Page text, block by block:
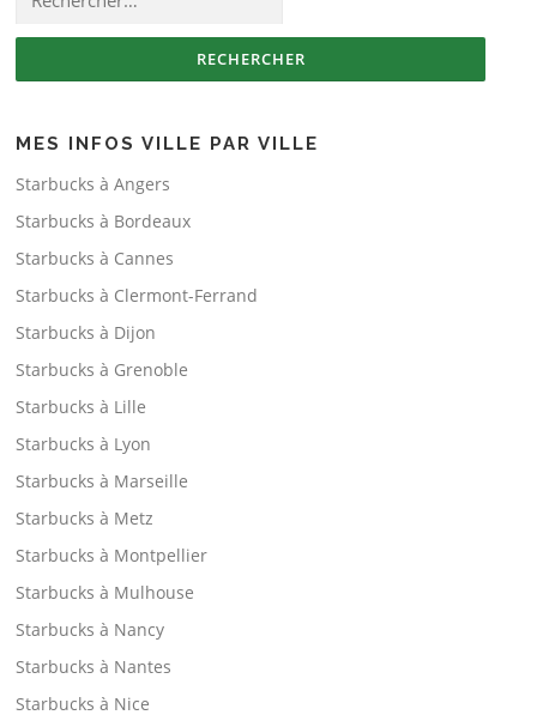
MES INFOS VILLE PAR VILLE
Starbucks à Angers
Starbucks à Bordeaux
Starbucks à Cannes
Starbucks à Clermont-Ferrand
Starbucks à Dijon
Starbucks à Grenoble
Starbucks à Lille
Starbucks à Lyon
Starbucks à Marseille
Starbucks à Metz
Starbucks à Montpellier
Starbucks à Mulhouse
Starbucks à Nancy
Starbucks à Nantes
Starbucks à Nice